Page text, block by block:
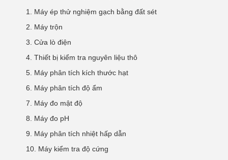
Máy ép thử nghiệm gạch bằng đất sét
Máy trộn
Cửa lò điện
Thiết bị kiểm tra nguyên liệu thô
Máy phân tích kích thước hạt
Máy phân tích độ ẩm
Máy đo mật độ
Máy đo pH
Máy phân tích nhiệt hấp dẫn
Máy kiểm tra độ cứng